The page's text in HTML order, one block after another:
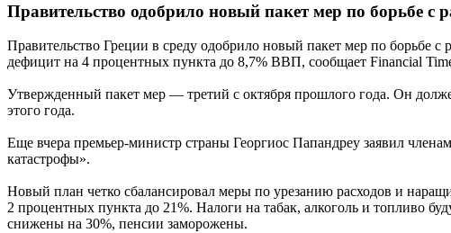
Правительство одобрило новый пакет мер по борьбе с
Правительство Греции в среду одобрило новый пакет мер по борьбе
дефицит на 4 процентных пункта до 8,7% ВВП, сообщает Financial
Утвержденный пакет мер — третий с октября прошлого года. Он
этого года.
Еще вчера премьер-министр страны Георгиос Папандреу заявил
катастрофы».
Новый план четко сбалансировал меры по урезанию расходов и
2 процентных пункта до 21%. Налоги на табак, алкоголь и топливо
снижены на 30%, пенсии заморожены.